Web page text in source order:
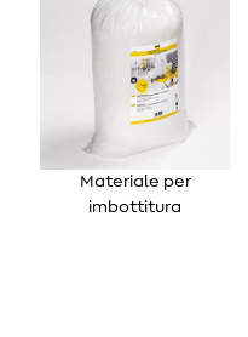
Materiale per
imbottitura